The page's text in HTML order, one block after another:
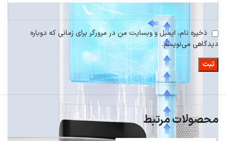
ذخیره نام، ایمیل و وبسایت من در مرورگر برای زمانی که دوباره
دیدگاهی می‌نویسم.
محصولات مرتبط